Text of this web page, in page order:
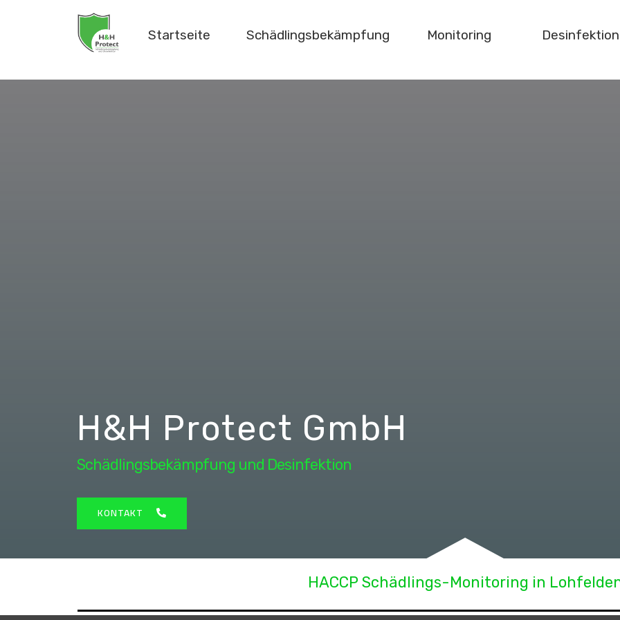
Startseite Schädlingsbekämpfung Monitoring Desinfektion
H&H Protect GmbH
Schädlingsbekämpfung und Desinfektion
KONTAKT
HACCP Schädlings-Monitoring in